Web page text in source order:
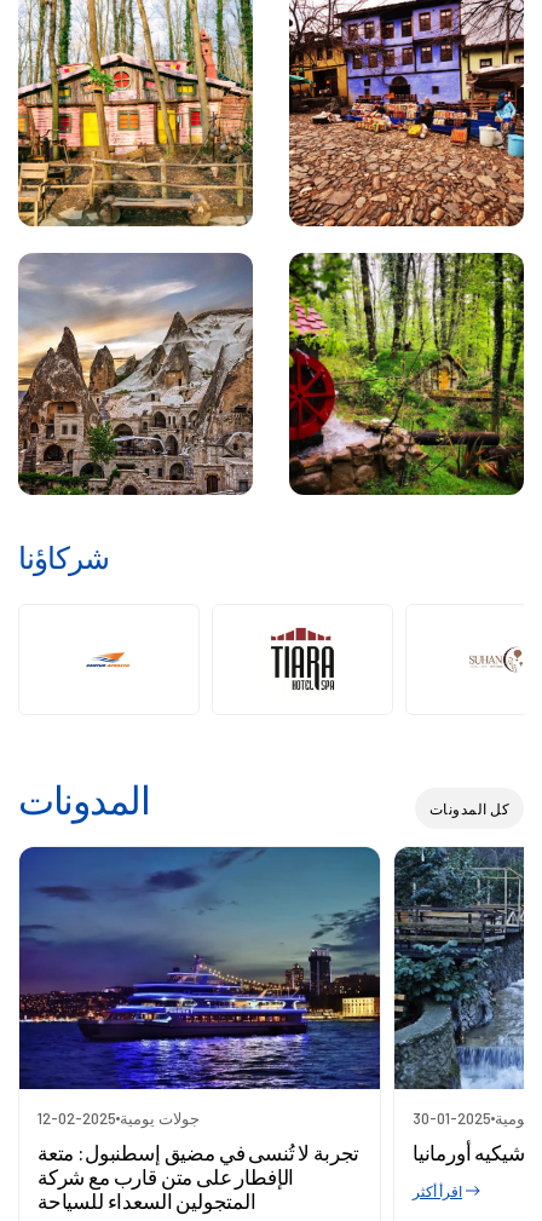
شركاؤنا
المدونات كل المدونات
12-02-2025 جولات يومية
تجربة لا تُنسى في مضيق إسطنبول: متعة
الإفطار على متن قارب مع شركة
المتجولين السعداء للسياحة
30-01-2025 يومية
أورمانيا
اقرأ أكثر